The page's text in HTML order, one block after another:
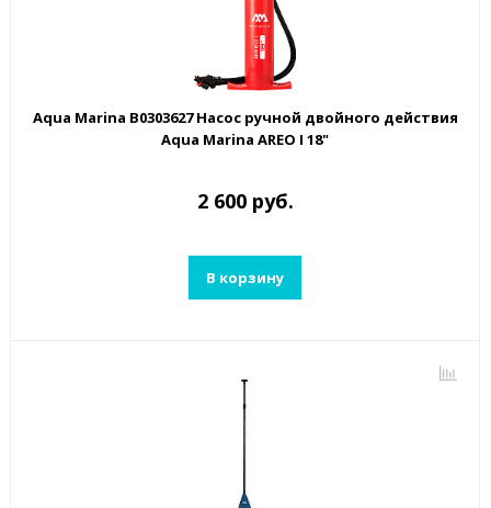
Aqua Marina B0303627 Насос ручной двойного действия
Aqua Marina AREO I 18"
2 600 руб.
В корзину